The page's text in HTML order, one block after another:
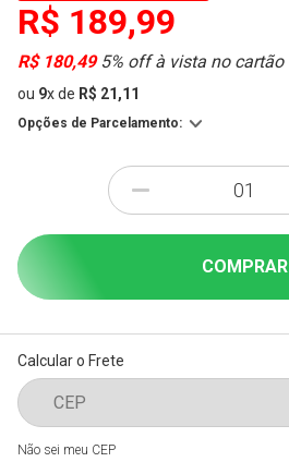
R$ 189,99
R$ 180,495% off à vista no cartão
ou 9xde R$ 21,11
Opções de Parcelamento:
-
COMPRAR
Calcular o Frete
Não sei meu CEP